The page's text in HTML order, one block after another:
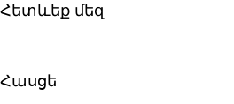
Հետևեք մեզ
Հասցե